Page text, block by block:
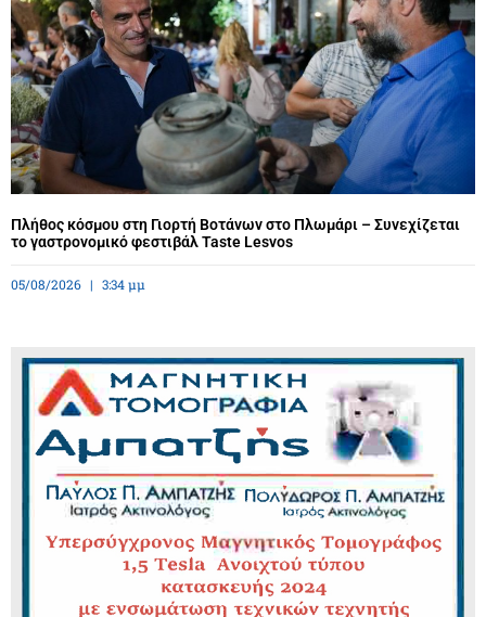
Πλήθος κόσμου στη Γιορτή Βοτάνων στο Πλωμάρι – Συνεχίζεται
το γαστρονομικό φεστιβάλ Taste Lesvos
05/08/2026 3:34 μμ